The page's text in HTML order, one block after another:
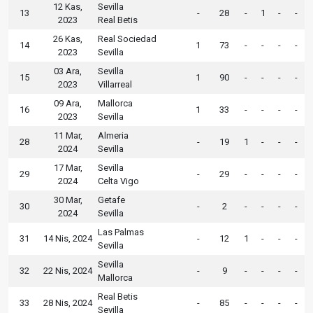
13
12 Kas,
2023
Sevilla
Real Betis
- 28 - 1 - -
14
26 Kas,
2023
Real Sociedad
Sevilla
1 73 - - - -
15
03 Ara,
2023
Sevilla
Villarreal
1 90 - - - -
16
09 Ara,
2023
Mallorca
Sevilla
1 33 - - - -
28
11 Mar,
2024
Almeria
Sevilla
- 19 1 - - -
29
17 Mar,
2024
Sevilla
Celta Vigo
- 29 - - - -
30
30 Mar,
2024
Getafe
Sevilla
- 2 - - - -
31 14 Nis, 2024
Las Palmas
Sevilla
- 12 1 - - -
32 22 Nis, 2024
Sevilla
Mallorca
- 9 - - - -
33 28 Nis, 2024
Real Betis
Sevilla
- 85 - - - -